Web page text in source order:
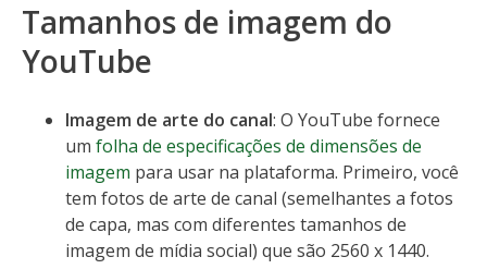
Tamanhos de imagem do
YouTube
Imagem de arte do canal: O YouTube fornece
um folha de especificações de dimensões de
imagem para usar na plataforma. Primeiro, você
tem fotos de arte de canal (semelhantes a fotos
de capa, mas com diferentes tamanhos de
imagem de mídia social) que são 2560 x 1440.